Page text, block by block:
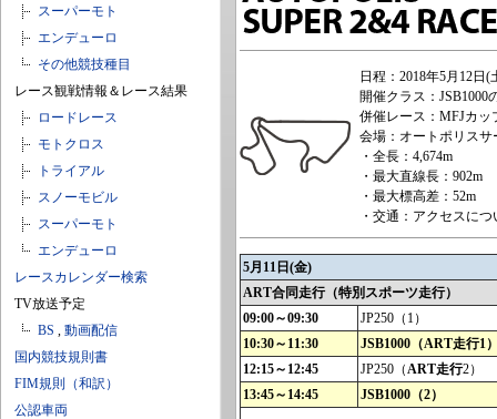
スーパーモト
エンデューロ
その他競技種目
レース観戦情報＆レース結果
ロードレース
モトクロス
トライアル
スノーモビル
スーパーモト
エンデューロ
レースカレンダー検索
TV放送予定
BS , 動画配信
国内競技規則書
FIM規則（和訳）
公認車両
日程：2018年5月12日
開催クラス：JSB1000
併催レース：MFJカッ
会場：オートポリス
・全長：4,674m
・最大直線長：902m
・最大標高差：52m
・交通：アクセスに
5月11日(金)
ART合同走行（特別スポーツ走行）
09:00～09:30
JP250（1）
10:30～11:30
JSB1000（ART走行1
12:15～12:45
JP250（ART走行2）
13:45～14:45
JSB1000（2）